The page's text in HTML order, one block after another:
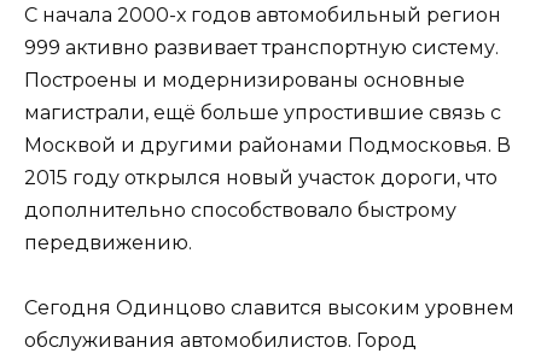
С начала 2000-х годов автомобильный регион
999 активно развивает транспортную систему.
Построены и модернизированы основные
магистрали, ещё больше упростившие связь с
Москвой и другими районами Подмосковья. В
2015 году открылся новый участок дороги, что
дополнительно способствовало быстрому
передвижению.
Сегодня Одинцово славится высоким уровнем
обслуживания автомобилистов. Город